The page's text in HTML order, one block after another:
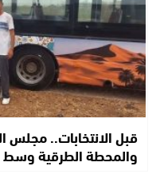
قبل الانتخابات.. مجلس
والمحطة الطرقية وسط